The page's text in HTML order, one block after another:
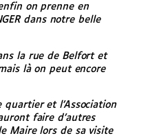
on prenne en
dans notre belle
la rue de Belfort et
là on peut encore
et l’Association
faire d’autres
Maire lors de sa visite